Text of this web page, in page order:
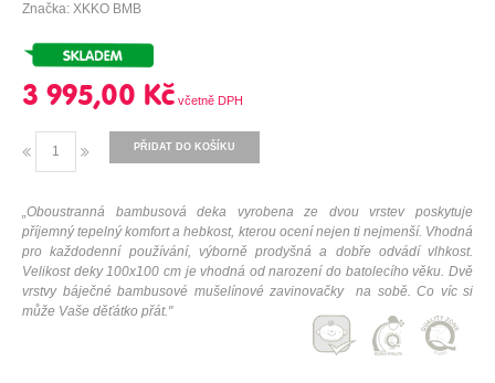
Značka: XKKO BMB
3 995,00 Kč
PŘIDAT DO KOŠÍKU
„Oboustranná bambusová deka vyrobena ze dvou vrstev poskytuje
příjemný tepelný komfort a hebkost, kterou ocení nejen ti nejmenší. Vhodná
pro každodenní používání, výborně prodyšná a dobře odvádí vlhkost.
Velikost deky 100x100 cm je vhodná od narození do batolecího věku. Dvě
vrstvy báječné bambusové mušelínové zavinovačky na sobě. Co víc si
může Vaše děťátko přát."